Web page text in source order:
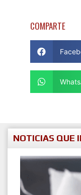
COMPARTE
NOTICIAS QUE